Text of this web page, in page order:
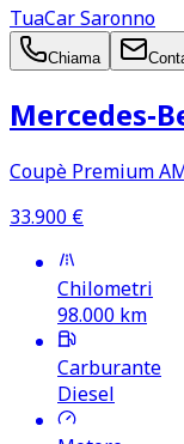
TuaCar Saronno
Chiama
Coupè Premium
33.900 €
Chilometri
98.000 km
Carburante
Diesel